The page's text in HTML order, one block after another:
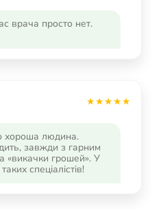
врача просто нет.
хороша людина.
завжди з гарним
«викачки грошей». У
спеціалістів!